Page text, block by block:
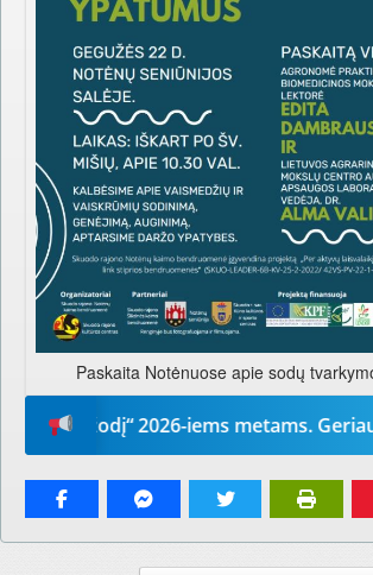
Paskaita Notėnuose apie sodų
žodį“ 2026-iems metams.